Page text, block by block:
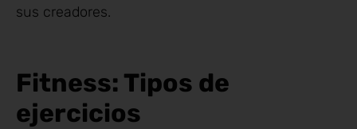
sus creadores.
Fitness: Tipos de
ejercicios